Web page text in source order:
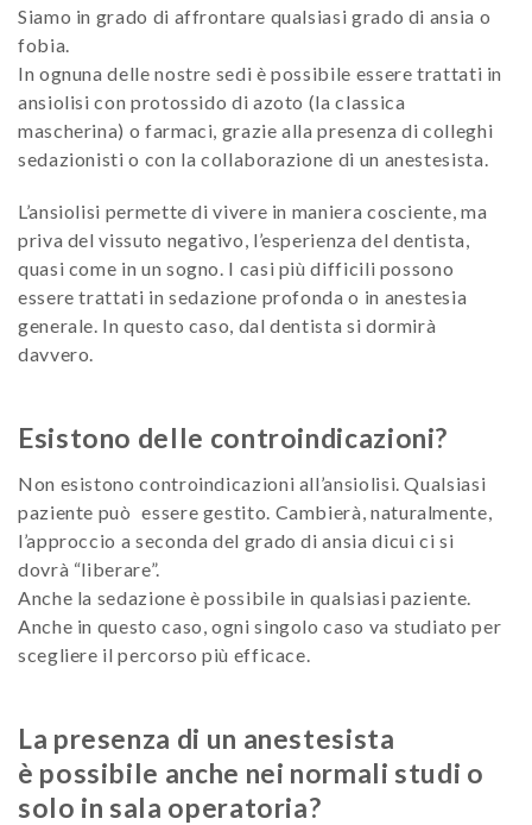
Siamo in grado di affrontare qualsiasi grado di ansia o
fobia.
In ognuna delle nostre sedi è possibile essere trattati in
ansiolisi con protossido di azoto (la classica
mascherina) o farmaci, grazie alla presenza di colleghi
sedazionisti o con la collaborazione di un anestesista.
L’ansiolisi permette di vivere in maniera cosciente, ma
priva del vissuto negativo, l’esperienza del dentista,
quasi come in un sogno. I casi più difficili possono
essere trattati in sedazione profonda o in anestesia
generale. In questo caso, dal dentista si dormirà
davvero.
Esistono delle controindicazioni?
Non esistono controindicazioni all’ansiolisi. Qualsiasi
paziente può essere gestito. Cambierà, naturalmente,
l’approccio a seconda del grado di ansia dicui ci si
dovrà “liberare”.
Anche la sedazione è possibile in qualsiasi paziente.
Anche in questo caso, ogni singolo caso va studiato per
scegliere il percorso più efficace.
La presenza di un anestesista
è possibile anche nei normali studi o
solo in sala operatoria?